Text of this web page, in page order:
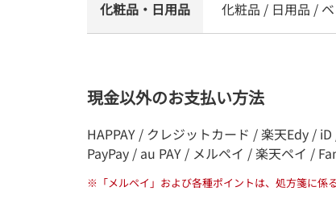
化粧品・日用品 化粧品 / 日用品 /
現金以外のお支払い方法
HAPPAY / クレジットカード / 楽天Edy /
PayPay / au PAY / メルペイ / 楽天ペイ /
※ 「メルペイ」および各種ポイントは、処方箋に係